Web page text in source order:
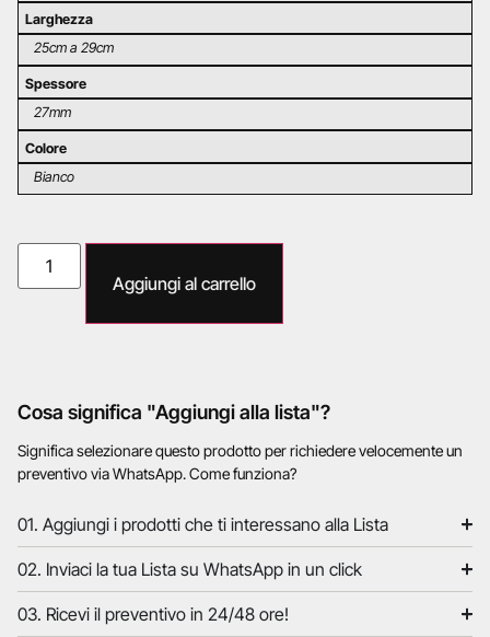
Larghezza
25cm a 29cm
Spessore
27mm
Colore
Bianco
Aggiungi al carrello
Cosa significa "Aggiungi alla lista"?
Significa selezionare questo prodotto per richiedere velocemente un
preventivo via WhatsApp. Come funziona?
01. Aggiungi i prodotti che ti interessano alla Lista
02. Inviaci la tua Lista su WhatsApp in un click
03. Ricevi il preventivo in 24/48 ore!